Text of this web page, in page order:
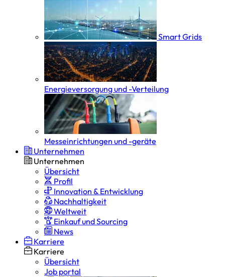
Smart Grids
Energieversorgung und -Verteilung
Messeinrichtungen und -geräte
Unternehmen
Unternehmen
Übersicht
Profil
Innovation & Entwicklung
Nachhaltigkeit
Weltweit
Einkauf und Sourcing
News
Karriere
Karriere
Übersicht
Job portal